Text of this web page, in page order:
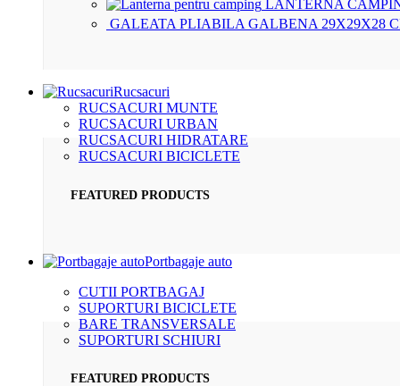
LANTERNA
GALEATA PLIABILA GALBENA 29X29X28
Rucsacuri
RUCSACURI MUNTE
RUCSACURI URBAN
RUCSACURI HIDRATARE
RUCSACURI BICICLETE
FEATURED PRODUCTS
Portbagaje auto
CUTII PORTBAGAJ
SUPORTURI BICICLETE
BARE TRANSVERSALE
SUPORTURI SCHIURI
FEATURED PRODUCTS